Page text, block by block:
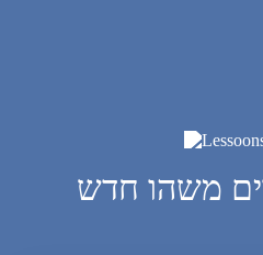
משהו חדש